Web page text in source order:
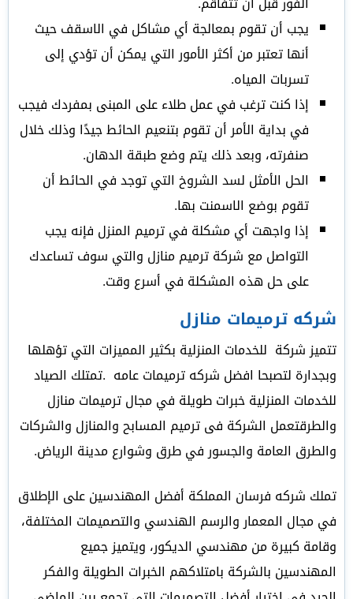
يجب أن تقوم بمعالجة أي مشاكل في الاسقف حيث
أنها تعتبر من أكثر الأمور التي يمكن أن تؤدي إلى
تسربات المياه.
إذا كنت ترغب في عمل طلاء على المبنى بمفردك فيجب
في بداية الأمر أن تقوم بتنعيم الحائط جيدًا وذلك خلال
صنفرته، وبعد ذلك يتم وضع طبقة الدهان.
الحل الأمثل لسد الشروخ التي توجد في الحائط أن
تقوم بوضع الاسمنت بها.
إذا واجهت أي مشكلة في ترميم المنزل فإنه يجب
التواصل مع شركة ترميم منازل والتي سوف تساعدك
على حل هذه المشكلة في أسرع وقت.
شركه ترميمات منازل
تتميز شركة للخدمات المنزلية بكثير المميزات التي تؤهلها
وبجدارة لتصبحا افضل شركه ترميمات عامه .تمتلك الصياد
للخدمات المنزلية خبرات طويلة في مجال ترميمات منازل
والطرقتعمل الشركة فى ترميم المسابح والمنازل والشركات
والطرق العامة والجسور في طرق وشوارع مدينة الرياض.
تملك شركه فرسان المملكة أفضل المهندسين على الإطلاق
في مجال المعمار والرسم الهندسي والتصميمات المختلفة،
وقامة كبيرة من مهندسي الديكور، ويتميز جميع
المهندسين بالشركة بامتلاكهم الخبرات الطويلة والفكر